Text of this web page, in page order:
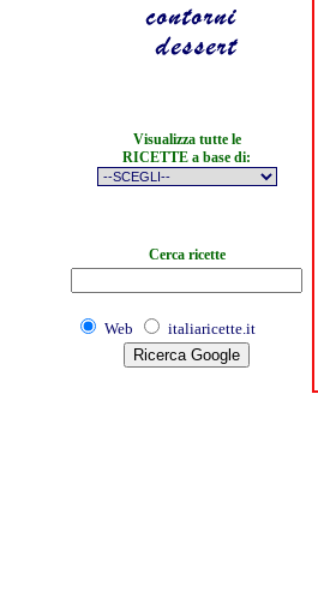
Visualizza tutte le
RICETTE a base di:
Cerca ricette
Web italiaricette.it